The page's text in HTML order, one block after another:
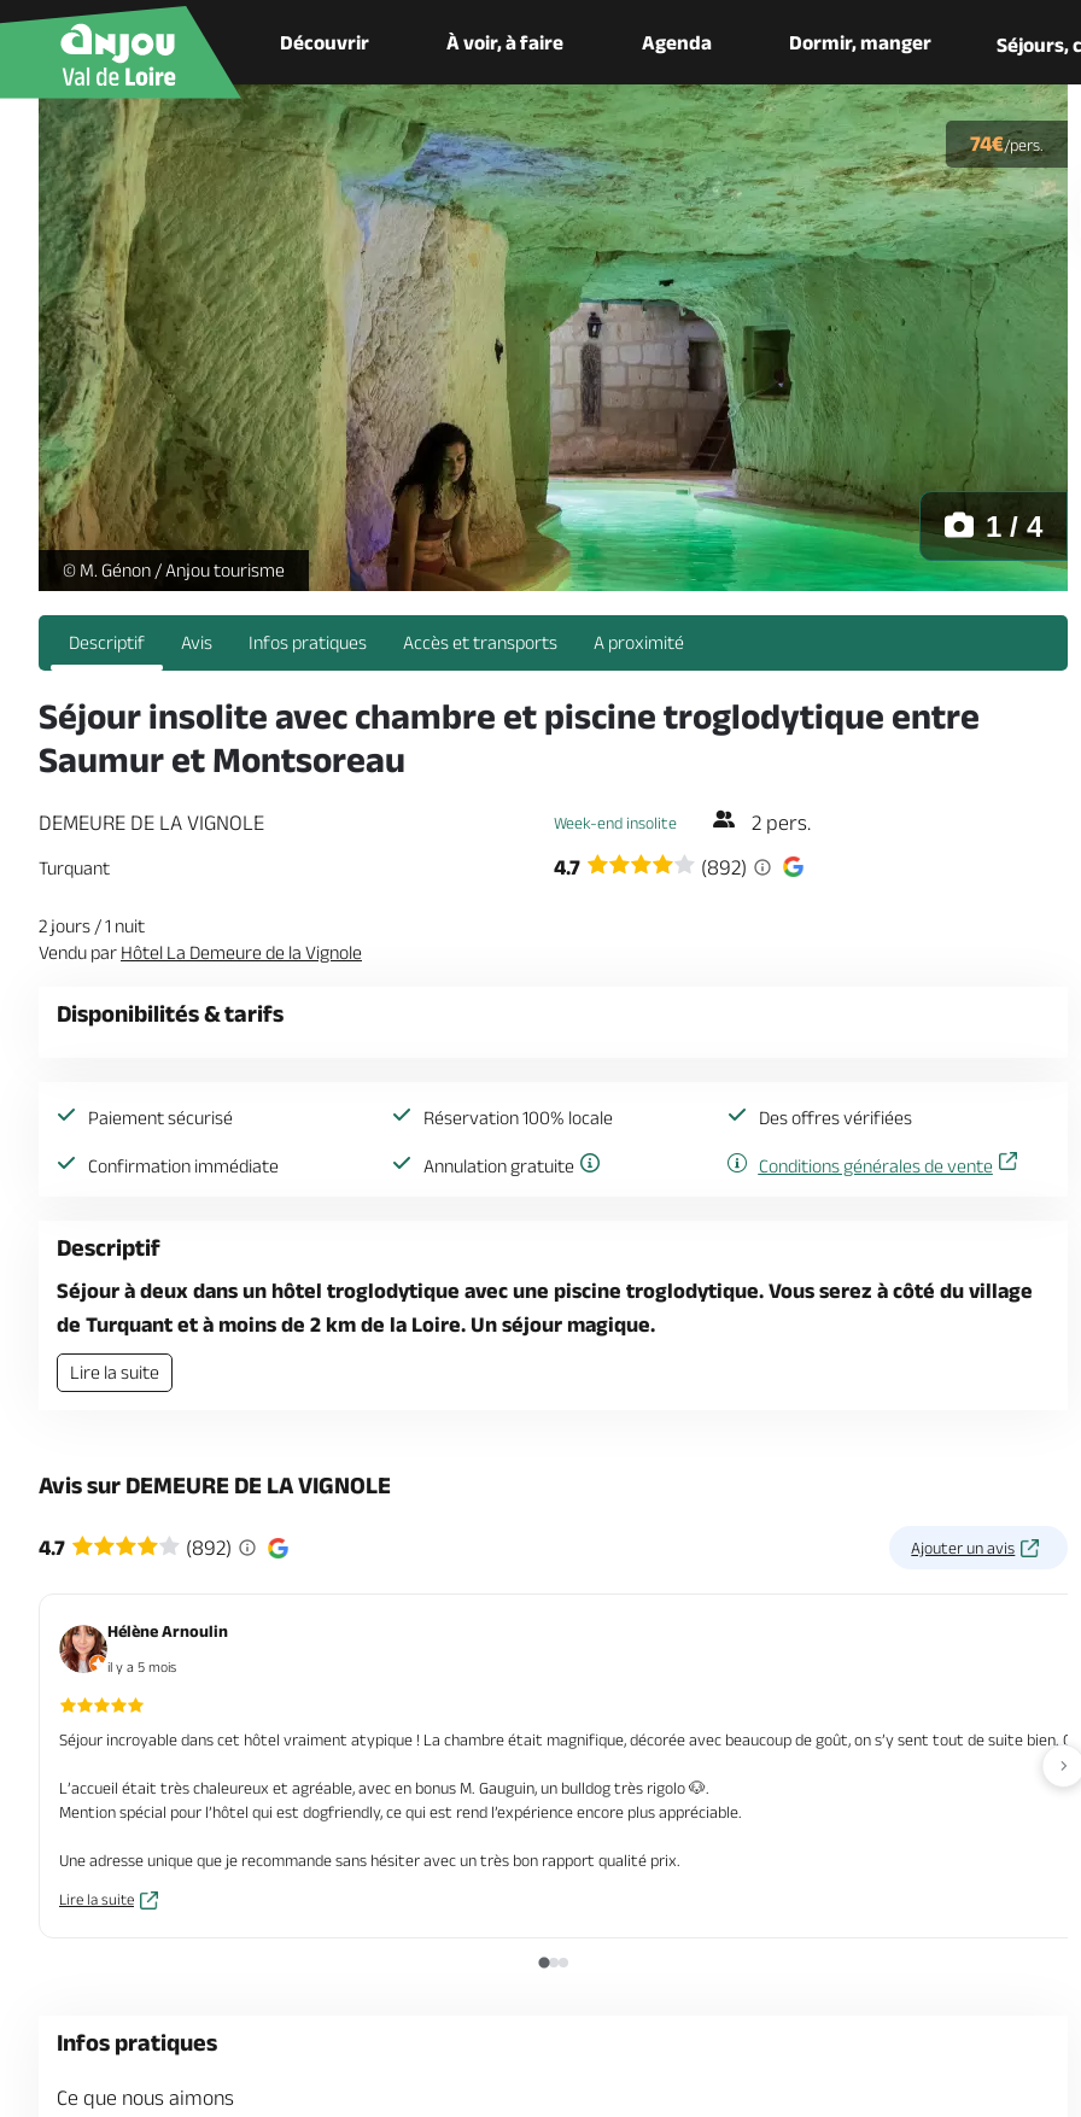
Découvrir À voir, à faire Agenda Dormir, manger Séjours,
Demeure_de_la_Vignole -
© M. Génon / Anjou tourisme
1 / 4
74€/pers.
Descriptif Avis Infos pratiques Accès et transports A proximité
Séjour insolite avec chambre et piscine troglodytique entre
Saumur et Montsoreau
DEMEURE DE LA VIGNOLE Week-end insolite 2 pers.
Turquant 4.7 (892)
2 jours / 1 nuit
Vendu par Hôtel La Demeure de la Vignole
Disponibilités & tarifs
Paiement sécurisé Réservation 100% locale Des offres vérifiées
Confirmation immédiate Annulation gratuite Conditions générales de vente
Descriptif
Séjour à deux dans un hôtel troglodytique avec une piscine troglodytique. Vous serez à côté du village
de Turquant et à moins de 2 km de la Loire. Un séjour magique.
Lire la suite
Avis sur DEMEURE DE LA VIGNOLE
4.7 (892) Ajouter un avis
Hélène Arnoulin
il y a 5 mois
Séjour incroyable dans cet hôtel vraiment atypique ! La chambre était magnifique, décorée avec beaucoup de goût, on s’y sent tout de suite
L’accueil était très chaleureux et agréable, avec en bonus M. Gauguin, un bulldog très rigolo 🐶.
Mention spécial pour l’hôtel qui est dogfriendly, ce qui est rend l’expérience encore plus appréciable.
Une adresse unique que je recommande sans hésiter avec un très bon rapport qualité prix.
Lire la suite
Infos pratiques
Ce que nous aimons